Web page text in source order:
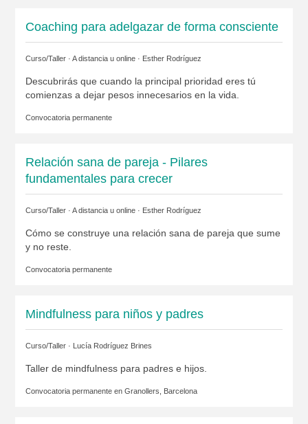
Coaching para adelgazar de forma consciente
Curso/Taller · A distancia u online · Esther Rodríguez
Descubrirás que cuando la principal prioridad eres tú
comienzas a dejar pesos innecesarios en la vida.
Convocatoria permanente
Relación sana de pareja - Pilares
fundamentales para crecer
Curso/Taller · A distancia u online · Esther Rodríguez
Cómo se construye una relación sana de pareja que sume
y no reste.
Convocatoria permanente
Mindfulness para niños y padres
Curso/Taller · Lucía Rodríguez Brines
Taller de mindfulness para padres e hijos.
Convocatoria permanente en Granollers, Barcelona